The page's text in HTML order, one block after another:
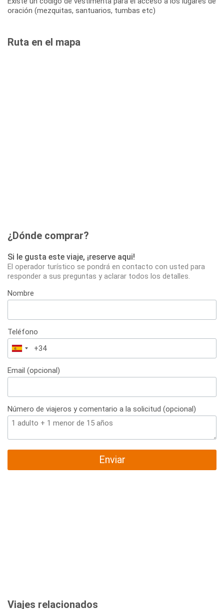
oración (mezquitas, santuarios, tumbas etc)
Ruta en el mapa
¿Dónde comprar?
Si le gusta este viaje, ¡reserve aqui!
El operador turístico se pondrá en contacto con usted para
responder a sus preguntas y aclarar todos los detalles.
Nombre
Teléfono
España
+34
Email (opcional)
Número de viajeros y comentario a la solicitud (opcional)
Enviar
Viajes relacionados